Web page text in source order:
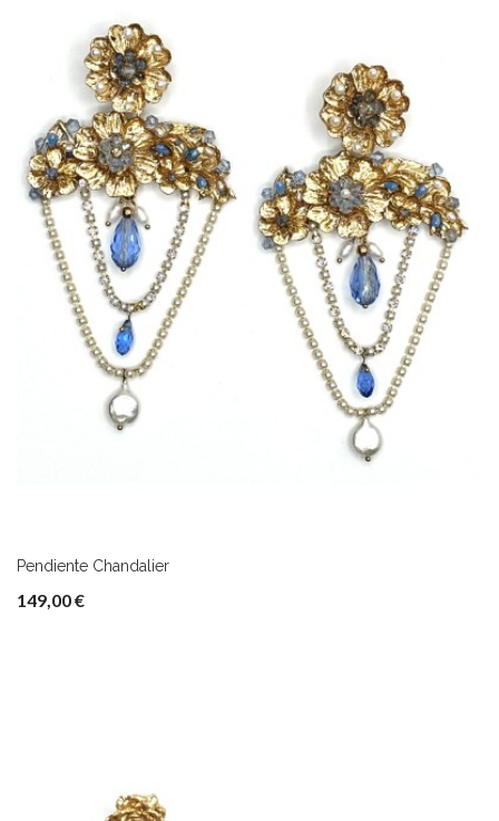
Pendiente Chandalier
149,00 €